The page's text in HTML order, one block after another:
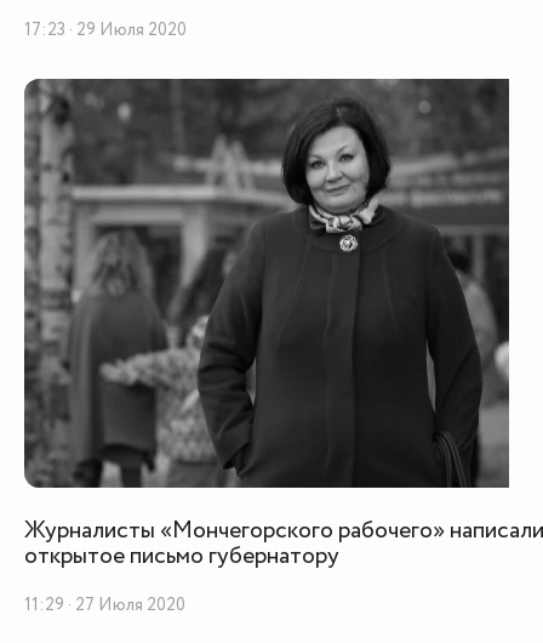
17:23 · 29 Июля 2020
Журналисты «Мончегорского рабочего» написали
открытое письмо губернатору
11:29 · 27 Июля 2020